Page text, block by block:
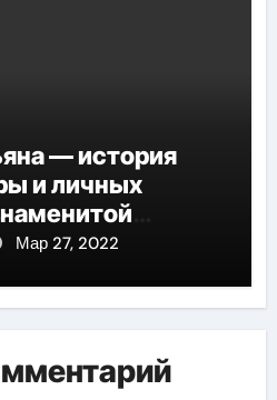
— история
и личных
на олимп
Мар 27, 2022